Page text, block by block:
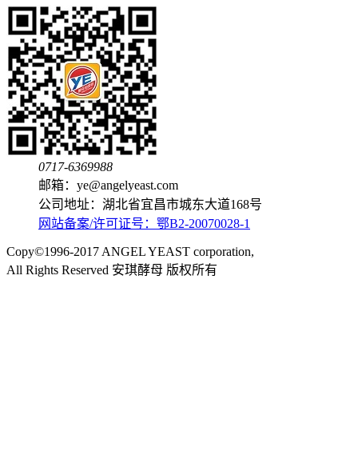
0717-6369988
邮箱：ye@angelyeast.com
公司地址：湖北省宜昌市城东大道168号
网站备案/许可证号：鄂B2-20070028-1
Copy©1996-2017 ANGEL YEAST corporation,
All Rights Reserved 安琪酵母 版权所有